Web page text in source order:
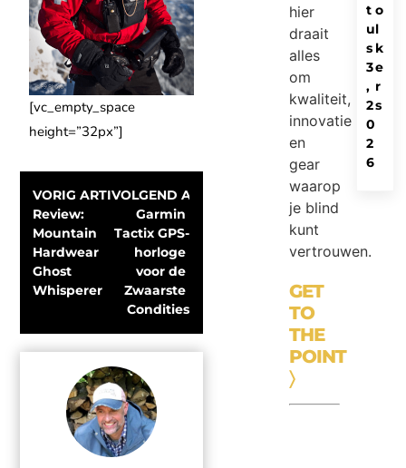
[vc_empty_space
height=”32px”]
VORIG ARTIKEL
Review:
Mountain
Hardwear
Ghost
Whisperer
VOLGEND ARTIKEL
Garmin
Tactix GPS-
horloge
voor de
Zwaarste
Condities
hier
draait
alles
om
kwaliteit,
innovatie
en
gear
waarop
je blind
kunt
vertrouwen.
GET
TO
THE
POINT
〉
o
l
k
e
r
s
t
u
s
3
,
2
0
2
6